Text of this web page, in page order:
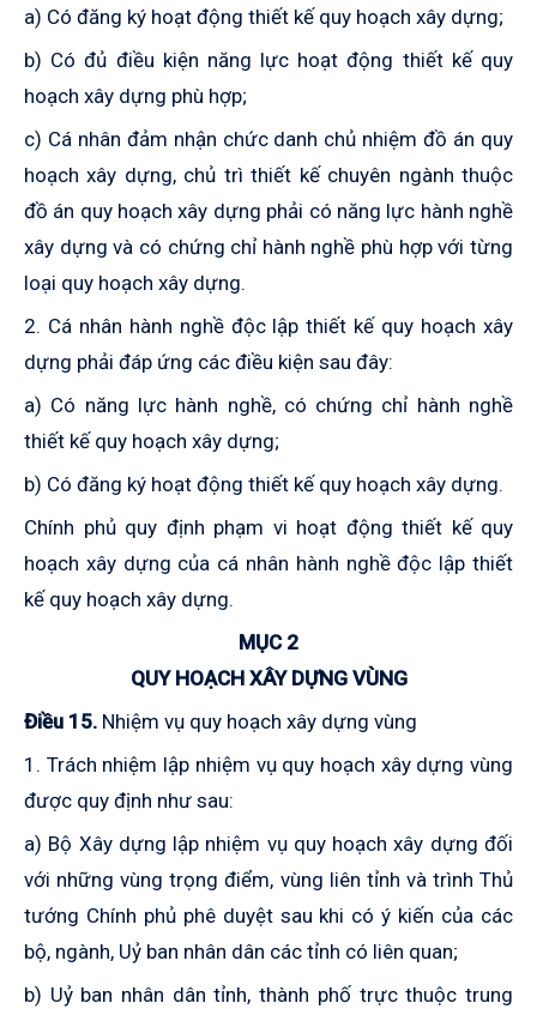
a) Có đăng ký hoạt động thiết kế quy hoạch xây dựng;
b) Có đủ điều kiện năng lực hoạt động thiết kế quy
hoạch xây dựng phù hợp;
c) Cá nhân đảm nhận chức danh chủ nhiệm đồ án quy
hoạch xây dựng, chủ trì thiết kế chuyên ngành thuộc
đồ án quy hoạch xây dựng phải có năng lực hành nghề
xây dựng và có chứng chỉ hành nghề phù hợp với từng
loại quy hoạch xây dựng.
2. Cá nhân hành nghề độc lập thiết kế quy hoạch xây
dựng phải đáp ứng các điều kiện sau đây:
a) Có năng lực hành nghề, có chứng chỉ hành nghề
thiết kế quy hoạch xây dựng;
b) Có đăng ký hoạt động thiết kế quy hoạch xây dựng.
Chính phủ quy định phạm vi hoạt động thiết kế quy
hoạch xây dựng của cá nhân hành nghề độc lập thiết
kế quy hoạch xây dựng.
MỤC 2
QUY HOẠCH XÂY DỰNG VÙNG
Điều 15. Nhiệm vụ quy hoạch xây dựng vùng
1. Trách nhiệm lập nhiệm vụ quy hoạch xây dựng vùng
được quy định như sau:
a) Bộ Xây dựng lập nhiệm vụ quy hoạch xây dựng đối
với những vùng trọng điểm, vùng liên tỉnh và trình Thủ
tướng Chính phủ phê duyệt sau khi có ý kiến của các
bộ, ngành, Uỷ ban nhân dân các tỉnh có liên quan;
b) Uỷ ban nhân dân tỉnh, thành phố trực thuộc trung